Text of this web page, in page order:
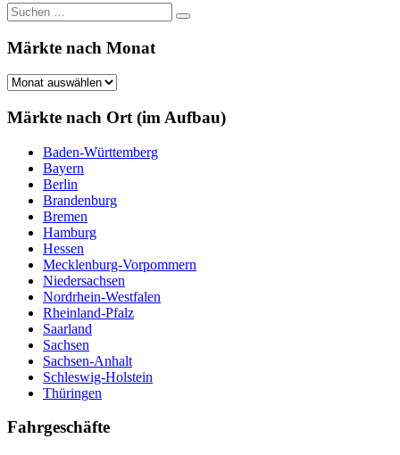
Suchen
nach:
Suchen
Märkte nach Monat
Märkte
Monat
Märkte nach Ort (im Aufbau)
Baden-Württemberg
Bayern
Berlin
Brandenburg
Bremen
Hamburg
Hessen
Mecklenburg-Vorpommern
Niedersachsen
Nordrhein-Westfalen
Rheinland-Pfalz
Saarland
Sachsen
Sachsen-Anhalt
Schleswig-Holstein
Thüringen
Fahrgeschäfte